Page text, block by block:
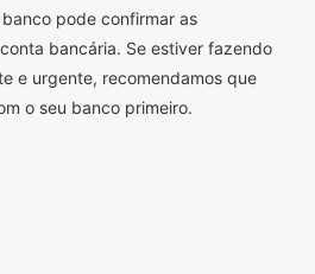
pode confirmar as
bancária. Se estiver fazendo
e urgente, recomendamos que
o seu banco primeiro.